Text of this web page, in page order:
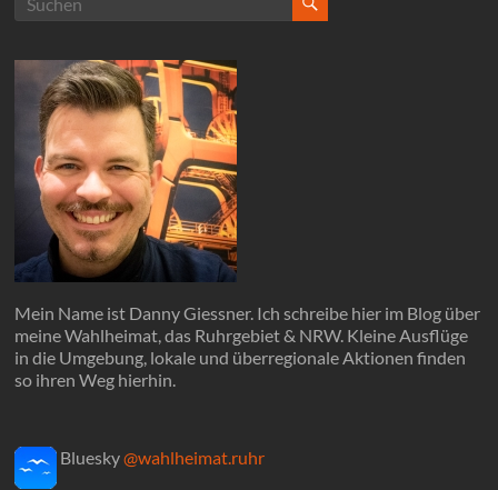
Mein Name ist Danny Giessner. Ich schreibe hier im Blog über
meine Wahlheimat, das Ruhrgebiet & NRW. Kleine Ausflüge
in die Umgebung, lokale und überregionale Aktionen finden
so ihren Weg hierhin.
Bluesky@wahlheimat.ruhr